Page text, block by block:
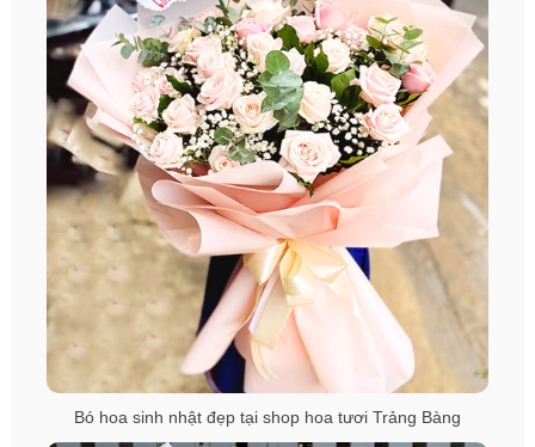
Bó hoa sinh nhật đẹp tại shop hoa tươi Trảng Bàng